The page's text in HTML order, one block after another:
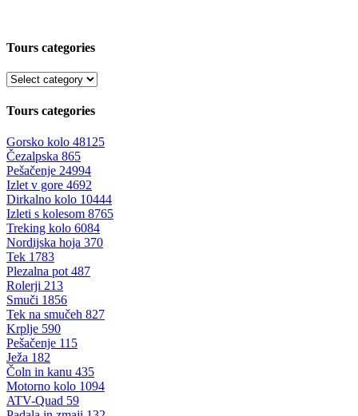
Tours categories
Tours categories
Gorsko kolo 48125
Čezalpska 865
Pešačenje 24994
Izlet v gore 4692
Dirkalno kolo 10444
Izleti s kolesom 8765
Treking kolo 6084
Nordijska hoja 370
Tek 1783
Plezalna pot 487
Rolerji 213
Smuči 1856
Tek na smučeh 827
Krplje 590
Pešačenje 115
Ježa 182
Čoln in kanu 435
Motorno kolo 1094
ATV-Quad 59